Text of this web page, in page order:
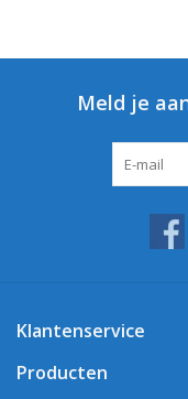
Meld je
Klantenservice
Producten